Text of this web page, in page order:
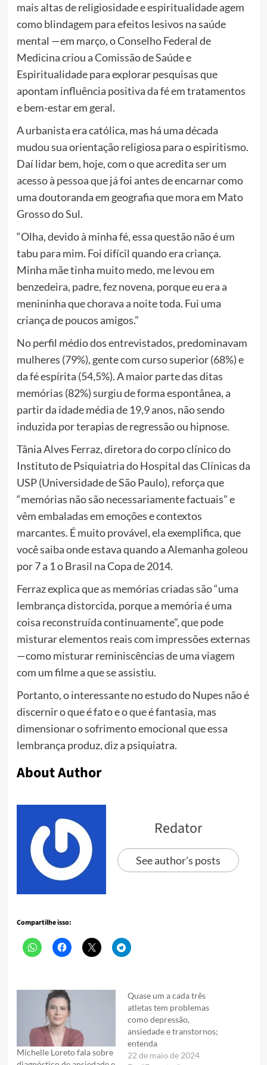
mais altas de religiosidade e espiritualidade agem
como blindagem para efeitos lesivos na saúde
mental —em março, o Conselho Federal de
Medicina criou a Comissão de Saúde e
Espiritualidade para explorar pesquisas que
apontam influência positiva da fé em tratamentos
e bem-estar em geral.
A urbanista era católica, mas há uma década
mudou sua orientação religiosa para o espiritismo.
Daí lidar bem, hoje, com o que acredita ser um
acesso à pessoa que já foi antes de encarnar como
uma doutoranda em geografia que mora em Mato
Grosso do Sul.
“Olha, devido à minha fé, essa questão não é um
tabu para mim. Foi difícil quando era criança.
Minha mãe tinha muito medo, me levou em
benzedeira, padre, fez novena, porque eu era a
menininha que chorava a noite toda. Fui uma
criança de poucos amigos.”
No perfil médio dos entrevistados, predominavam
mulheres (79%), gente com curso superior (68%) e
da fé espírita (54,5%). A maior parte das ditas
memórias (82%) surgiu de forma espontânea, a
partir da idade média de 19,9 anos, não sendo
induzida por terapias de regressão ou hipnose.
Tânia Alves Ferraz, diretora do corpo clínico do
Instituto de Psiquiatria do Hospital das Clínicas da
USP (Universidade de São Paulo), reforça que
“memórias não são necessariamente factuais” e
vêm embaladas em emoções e contextos
marcantes. É muito provável, ela exemplifica, que
você saiba onde estava quando a Alemanha goleou
por 7 a 1 o Brasil na Copa de 2014.
Ferraz explica que as memórias criadas são “uma
lembrança distorcida, porque a memória é uma
coisa reconstruída continuamente”, que pode
misturar elementos reais com impressões externas
—como misturar reminiscências de uma viagem
com um filme a que se assistiu.
Portanto, o interessante no estudo do Nupes não é
discernir o que é fato e o que é fantasia, mas
dimensionar o sofrimento emocional que essa
lembrança produz, diz a psiquiatra.
About Author
Redator
See author's posts
Compartilhe isso:
Michelle Loreto fala sobre
Quase um a cada três
atletas tem problemas
como depressão,
ansiedade e transtornos;
entenda
22 de maio de 2024